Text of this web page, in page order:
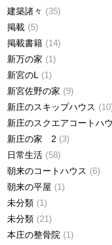
建築諸々
35
掲載
5
掲載書籍
14
新万の家
1
新宮のL
1
新宮佐野の家
9
新庄のスキップハウス
10
新庄のスクエアコートハ
新庄の家 2 3
日常生活
58
朝来のコートハウス
6
朝来の平屋
1
未分類
1
未分類
21
本庄の整骨院
1